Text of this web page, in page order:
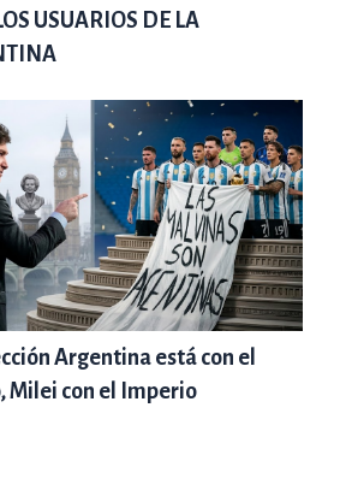
USUARIOS DE LA
Argentina está con el
Milei con el Imperio